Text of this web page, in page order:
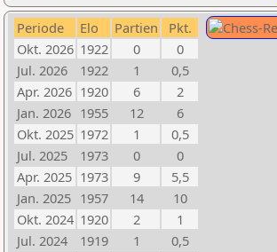
Periode Elo Partien
Pkt.
Okt. 2026 1922 0
0
Jul. 2026
1922 1
0,5
Apr. 2026 1920 6
2
Jan. 2026 1955 12
6
Okt. 2025 1972 1
0,5
Jul. 2025
1973 0
0
Apr. 2025 1973 9
5,5
Jan. 2025 1957 14
10
Okt. 2024 1920 2
1
Jul. 2024
1919 1
0,5